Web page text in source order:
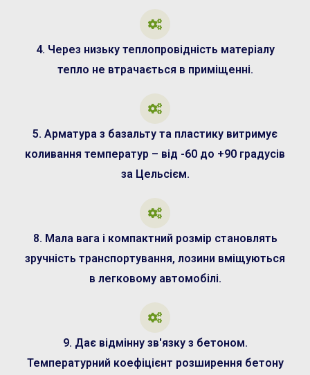
4. Через низьку теплопровідність матеріалу
тепло не втрачається в приміщенні.
5. Арматура з базальту та пластику витримує
коливання температур – від -60 до +90 градусів
за Цельсієм.
8. Мала вага і компактний розмір становлять
зручність транспортування, лозини вміщуються
в легковому автомобілі.
9. Дає відмінну зв'язку з бетоном.
Температурний коефіцієнт розширення бетону